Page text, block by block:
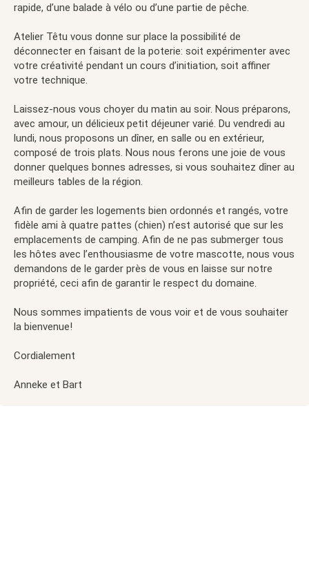
rapide, d’une balade à vélo ou d’une partie de pêche.
Atelier Têtu vous donne sur place la possibilité de
déconnecter en faisant de la poterie: soit expérimenter avec
votre créativité pendant un cours d’initiation, soit affiner
votre technique.
Laissez-nous vous choyer du matin au soir. Nous préparons,
avec amour, un délicieux petit déjeuner varié. Du vendredi au
lundi, nous proposons un dîner, en salle ou en extérieur,
composé de trois plats. Nous nous ferons une joie de vous
donner quelques bonnes adresses, si vous souhaitez dîner au
meilleurs tables de la région.
Afin de garder les logements bien ordonnés et rangés, votre
fidèle ami à quatre pattes (chien) n’est autorisé que sur les
emplacements de camping. Afin de ne pas submerger tous
les hôtes avec l’enthousiasme de votre mascotte, nous vous
demandons de le garder près de vous en laisse sur notre
propriété, ceci afin de garantir le respect du domaine.
Nous sommes impatients de vous voir et de vous souhaiter
la bienvenue!
Cordialement
Anneke et Bart